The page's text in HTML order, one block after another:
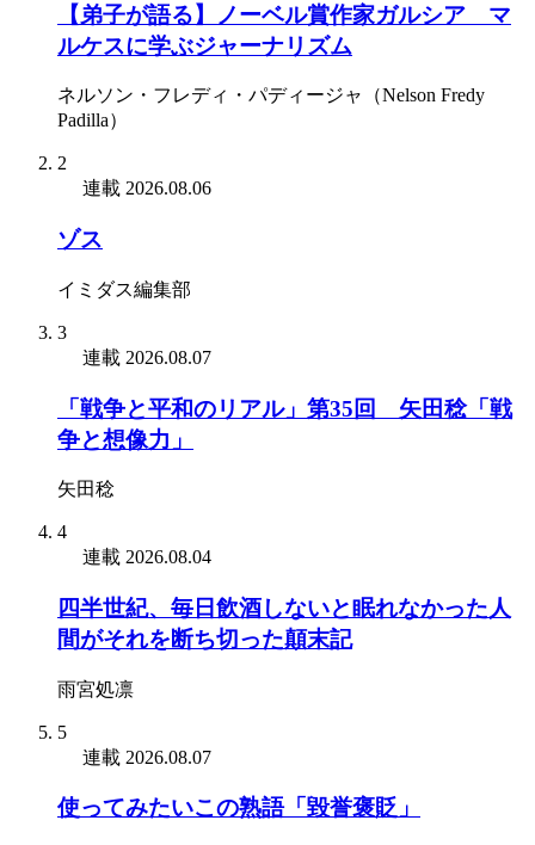
【弟子が語る】ノーベル賞作家ガルシア゠マ
ルケスに学ぶジャーナリズム
ネルソン・フレディ・パディージャ（Nelson Fredy
Padilla）
2
連載 2026.08.06
ゾス
イミダス編集部
3
連載 2026.08.07
「戦争と平和のリアル」第35回 矢田稔「戦
争と想像力」
矢田稔
4
連載 2026.08.04
四半世紀、毎日飲酒しないと眠れなかった人
間がそれを断ち切った顛末記
雨宮処凛
5
連載 2026.08.07
使ってみたいこの熟語「毀誉褒貶」